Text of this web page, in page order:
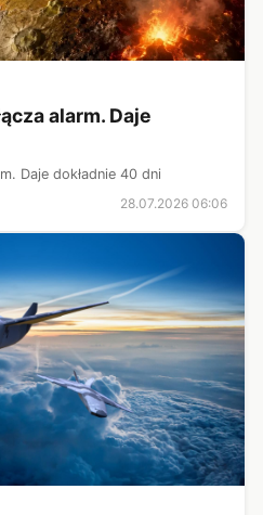
alarm. Daje
Daje dokładnie 40 dni
28.07.2026 06:06